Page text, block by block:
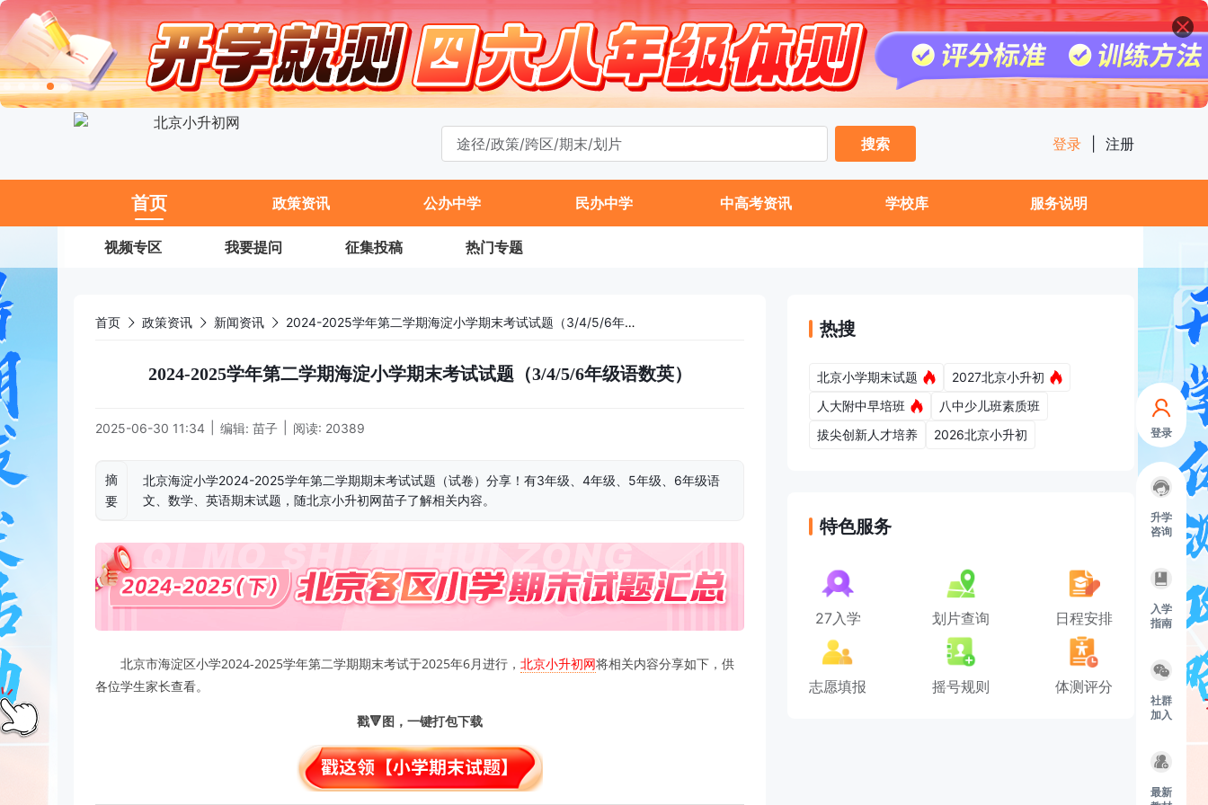
登录
升学
咨询
入学
指南
社群
加入
最新
搜索
登录 注册
首页 政策资讯 公办中学 民办中学 中高考资讯 学校库 服务说明
视频专区 我要提问 征集投稿 热门专题
首页 政策资讯 新闻资讯 2024-2025学年第二学期海淀小学期末考试试题（3/4/5/6年级语数英）
2024-2025学年第二学期海淀小学期末考试试题（3/4/5/6年级语数英）
2025-06-30 11:34 编辑: 苗子 阅读: 20389
摘
要
北京海淀小学2024-2025学年第二学期期末考试试题（试卷）分享！有3年级、4年级、5年级、6年级语
文、数学、英语期末试题，随北京小升初网苗子了解相关内容。
北京市海淀区小学2024-2025学年第二学期期末考试于2025年6月进行， 北京小升初网将相关内容分享如下，供
各位学生家长查看。
戳🔻图，一键打包下载
热搜
北京小学期末试题
2027北京小升初
人大附中早培班
八中少儿班素质班
拔尖创新人才培养
2026北京小升初
特色服务
27入学 划片查询 日程安排
志愿填报 摇号规则 体测评分